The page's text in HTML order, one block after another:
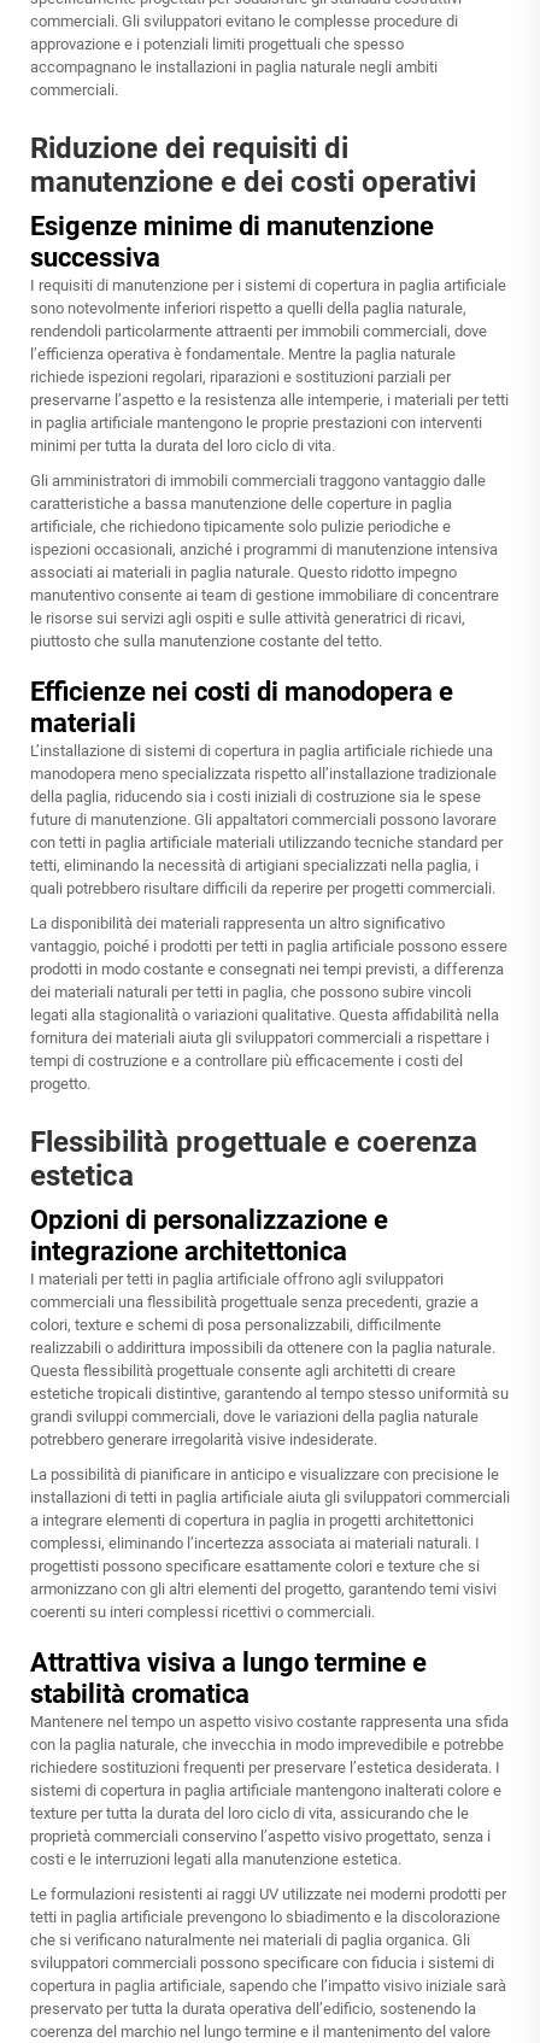
commerciali. Gli sviluppatori evitano le complesse procedure di
approvazione e i potenziali limiti progettuali che spesso
accompagnano le installazioni in paglia naturale negli ambiti
commerciali.
Riduzione dei requisiti di
manutenzione e dei costi operativi
Esigenze minime di manutenzione
successiva
I requisiti di manutenzione per i sistemi di copertura in paglia artificiale
sono notevolmente inferiori rispetto a quelli della paglia naturale,
rendendoli particolarmente attraenti per immobili commerciali, dove
l’efficienza operativa è fondamentale. Mentre la paglia naturale
richiede ispezioni regolari, riparazioni e sostituzioni parziali per
preservarne l’aspetto e la resistenza alle intemperie, i materiali per tetti
in paglia artificiale mantengono le proprie prestazioni con interventi
minimi per tutta la durata del loro ciclo di vita.
Gli amministratori di immobili commerciali traggono vantaggio dalle
caratteristiche a bassa manutenzione delle coperture in paglia
artificiale, che richiedono tipicamente solo pulizie periodiche e
ispezioni occasionali, anziché i programmi di manutenzione intensiva
associati ai materiali in paglia naturale. Questo ridotto impegno
manutentivo consente ai team di gestione immobiliare di concentrare
le risorse sui servizi agli ospiti e sulle attività generatrici di ricavi,
piuttosto che sulla manutenzione costante del tetto.
Efficienze nei costi di manodopera e
materiali
L’installazione di sistemi di copertura in paglia artificiale richiede una
manodopera meno specializzata rispetto all’installazione tradizionale
della paglia, riducendo sia i costi iniziali di costruzione sia le spese
future di manutenzione. Gli appaltatori commerciali possono lavorare
con tetti in paglia artificiale materiali utilizzando tecniche standard per
tetti, eliminando la necessità di artigiani specializzati nella paglia, i
quali potrebbero risultare difficili da reperire per progetti commerciali.
La disponibilità dei materiali rappresenta un altro significativo
vantaggio, poiché i prodotti per tetti in paglia artificiale possono essere
prodotti in modo costante e consegnati nei tempi previsti, a differenza
dei materiali naturali per tetti in paglia, che possono subire vincoli
legati alla stagionalità o variazioni qualitative. Questa affidabilità nella
fornitura dei materiali aiuta gli sviluppatori commerciali a rispettare i
tempi di costruzione e a controllare più efficacemente i costi del
progetto.
Flessibilità progettuale e coerenza
estetica
Opzioni di personalizzazione e
integrazione architettonica
I materiali per tetti in paglia artificiale offrono agli sviluppatori
commerciali una flessibilità progettuale senza precedenti, grazie a
colori, texture e schemi di posa personalizzabili, difficilmente
realizzabili o addirittura impossibili da ottenere con la paglia naturale.
Questa flessibilità progettuale consente agli architetti di creare
estetiche tropicali distintive, garantendo al tempo stesso uniformità su
grandi sviluppi commerciali, dove le variazioni della paglia naturale
potrebbero generare irregolarità visive indesiderate.
La possibilità di pianificare in anticipo e visualizzare con precisione le
installazioni di tetti in paglia artificiale aiuta gli sviluppatori commerciali
a integrare elementi di copertura in paglia in progetti architettonici
complessi, eliminando l’incertezza associata ai materiali naturali. I
progettisti possono specificare esattamente colori e texture che si
armonizzano con gli altri elementi del progetto, garantendo temi visivi
coerenti su interi complessi ricettivi o commerciali.
Attrattiva visiva a lungo termine e
stabilità cromatica
Mantenere nel tempo un aspetto visivo costante rappresenta una sfida
con la paglia naturale, che invecchia in modo imprevedibile e potrebbe
richiedere sostituzioni frequenti per preservare l’estetica desiderata. I
sistemi di copertura in paglia artificiale mantengono inalterati colore e
texture per tutta la durata del loro ciclo di vita, assicurando che le
proprietà commerciali conservino l’aspetto visivo progettato, senza i
costi e le interruzioni legati alla manutenzione estetica.
Le formulazioni resistenti ai raggi UV utilizzate nei moderni prodotti per
tetti in paglia artificiale prevengono lo sbiadimento e la discolorazione
che si verificano naturalmente nei materiali di paglia organica. Gli
sviluppatori commerciali possono specificare con fiducia i sistemi di
copertura in paglia artificiale, sapendo che l’impatto visivo iniziale sarà
preservato per tutta la durata operativa dell’edificio, sostenendo la
coerenza del marchio nel lungo termine e il mantenimento del valore